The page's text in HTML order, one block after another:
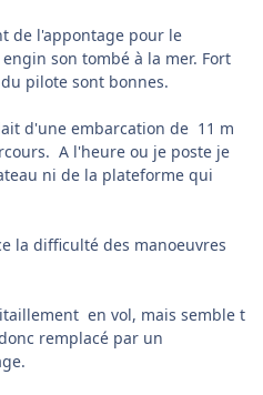
de l'appontage pour le
son tombé à la mer. Fort
pilote sont bonnes.
d'une embarcation de 11 m
A l'heure ou je poste je
ni de la plateforme qui
la difficulté des manoeuvres
en vol, mais semble t
remplacé par un